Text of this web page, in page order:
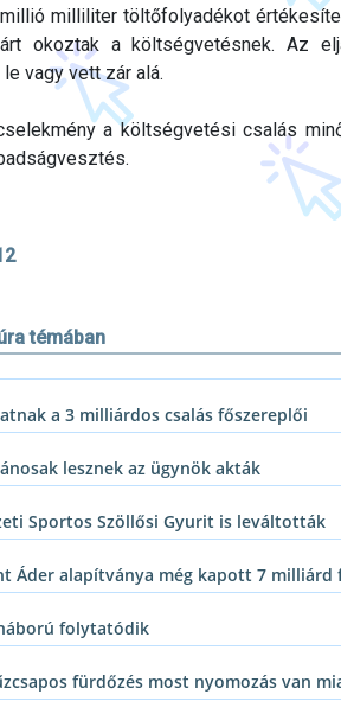
milliliter töltőfolyadékot
okoztak a költségvetésnek. Az
vagy vett zár alá.
a költségvetési csalás
témában
a 3 milliárdos csalás főszereplői
lesznek az ügynök akták
Sportos Szöllősi Gyurit is leváltották
Áder alapítványa még kapott 7
folytatódik
fürdőzés most nyomozás van